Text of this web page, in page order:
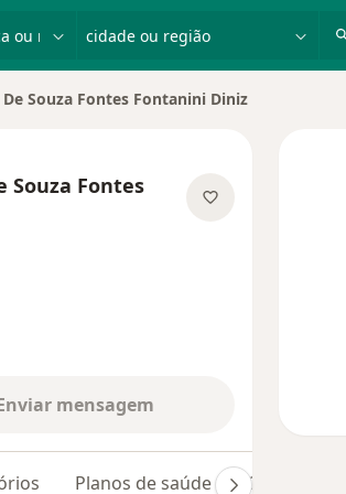
Souza Fontes Fontanini Diniz
Souza Fontes
mensagem
Planos de saúde Opiniões (80)